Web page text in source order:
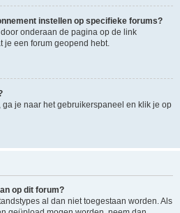
instellen op specifieke forums?
onderaan de pagina op de link
je een forum geopend hebt.
je naar het gebruikerspaneel en klik je op
op dit forum?
al dan niet toegestaan worden. Als